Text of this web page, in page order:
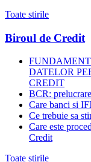
Toate stirile
Biroul de Credit
DATELOR
CREDIT
BCR:
Care banci si
Ce trebuie sa
Care este
Credit
Toate stirile